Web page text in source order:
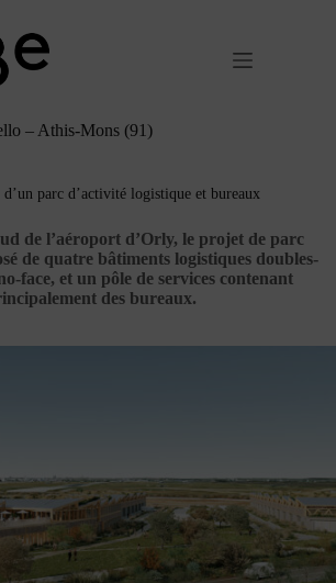
– Athis-Mons (91)
parc d’activité logistique et bureaux
de l’aéroport d’Orly, le projet de parc
de quatre bâtiments logistiques doubles-
face, et un pôle de services contenant
des bureaux.